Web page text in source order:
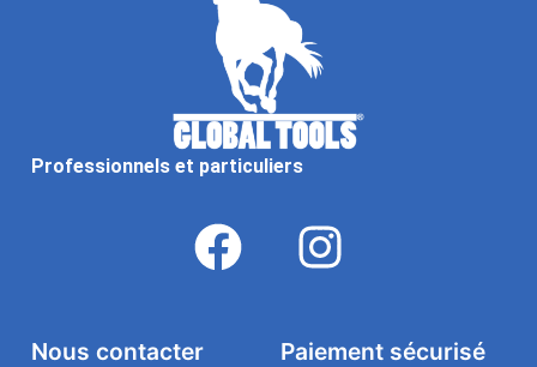
Professionnels et particuliers
Paiement sécurisé
Nous contacter